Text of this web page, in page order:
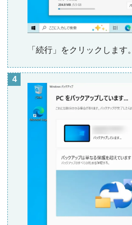
「続行」をクリックします。